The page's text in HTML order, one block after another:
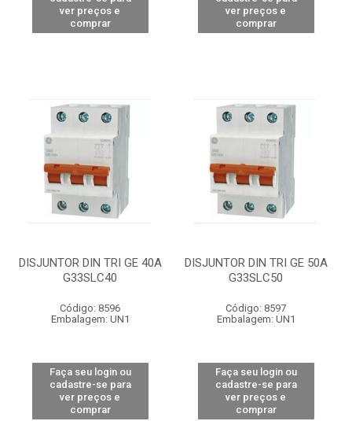
ver preços e
comprar
ver preços e
comprar
DISJUNTOR DIN TRI GE 40A
G33SLC40
Código: 8596
Embalagem: UN1
Faça seu login ou
cadastre-se para
ver preços e
comprar
DISJUNTOR DIN TRI GE 50A
G33SLC50
Código: 8597
Embalagem: UN1
Faça seu login ou
cadastre-se para
ver preços e
comprar